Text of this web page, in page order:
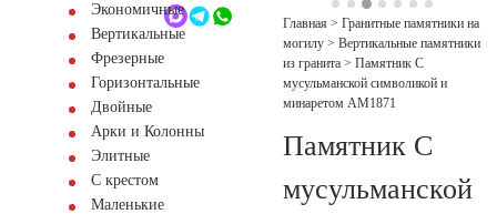
Обратный звонокЭкономичные
Вертикальные
Фрезерные
Горизонтальные
Двойные
Арки и Колонны
Элитные
С крестом
Маленькие
Главная > Гранитные памятники на
могилу > Вертикальные памятники
из гранита > Памятник С
мусульманской символикой и
минаретом AM1871
Памятник С
мусульманской